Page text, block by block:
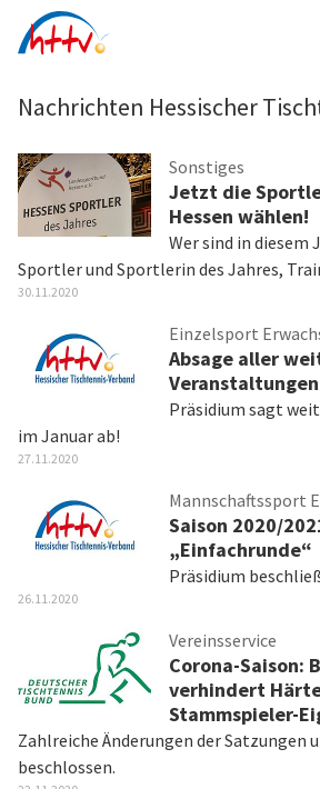
Inhalt
Nachrichten Hessischer
Sonstiges
Jetzt die
Hessen wählen!
Wer sind in diesem
Sportler und Sportlerin des Jahres,
30.11.2020
Einzelsport
Absage aller
Präsidium sagt
im Januar ab!
27.11.2020
Mannschaftssport
Saison 2020/
„Einfachrunde“
Präsidium
26.11.2020
Vereinsservice
Corona-Saison:
verhindert
Stammspieler-
Zahlreiche Änderungen der Satzungen
beschlossen.